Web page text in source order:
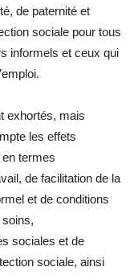
de paternité et
sociale pour tous
informels et ceux qui
exhortés, mais
les effets
termes
de facilitation de la
et de conditions
sociales et de
sociale, ainsi